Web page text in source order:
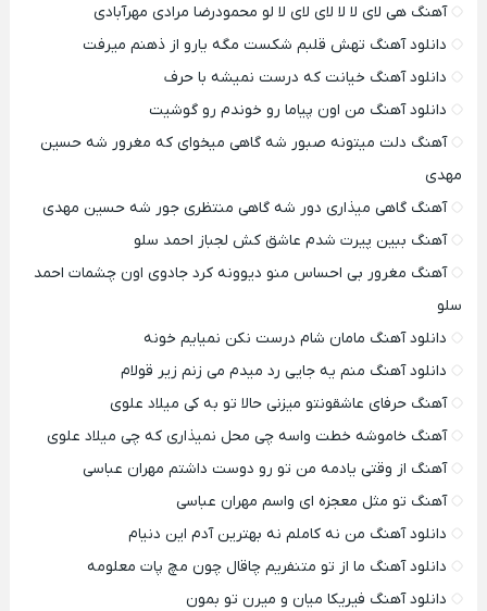
آهنگ هی لای لا لا لای لای لا لو محمودرضا مرادی مهرآبادی
دانلود آهنگ تهش قلبم شکست مگه یارو از ذهنم میرفت
دانلود آهنگ خیانت که درست نمیشه با حرف
دانلود آهنگ من اون پیاما رو خوندم رو گوشیت
آهنگ دلت میتونه صبور شه گاهی میخوای که مغرور شه حسین
مهدی
آهنگ گاهی میذاری دور شه گاهی منتظری جور شه حسین مهدی
آهنگ ببین پیرت شدم عاشق کش لجباز احمد سلو
آهنگ مغرور بی احساس منو دیوونه کرد جادوی اون چشمات احمد
سلو
دانلود آهنگ مامان شام درست نکن نمیایم خونه
دانلود آهنگ منم یه جایی رد میدم می زنم زیر قولام
آهنگ حرفای عاشقونتو میزنی حالا تو به کی میلاد علوی
آهنگ خاموشه خطت واسه چی محل نمیذاری که چی میلاد علوی
آهنگ از وقتی یادمه من تو رو دوست داشتم مهران عباسی
آهنگ تو مثل معجزه ای واسم مهران عباسی
دانلود آهنگ من نه کاملم نه بهترین آدم این دنیام
دانلود آهنگ ما از تو متنفریم چاقال چون مچ پات معلومه
دانلود آهنگ فیریکا میان و میرن تو بمون